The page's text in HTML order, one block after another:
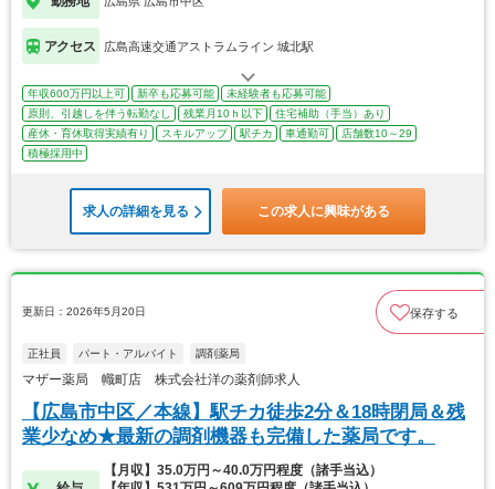
アクセス 広島高速交通アストラムライン 城北駅
年収600万円以上可 新卒も応募可能
未経験者も応募可能
原則、引越しを伴う転勤なし
残業月10ｈ以下
住宅補助（手当）あり
産休・育休取得実績有り
スキルアップ 駅チカ 車通勤可
店舗数10～29
積極採用中
求人の詳細を見る この求人に興味がある
更新日：2026年5月20日 保存する
正社員 パート・アルバイト 調剤薬局
マザー薬局 幟町店 株式会社洋の薬剤師求人
【広島市中区／本線】駅チカ徒歩2分＆18時閉局＆残
業少なめ★最新の調剤機器も完備した薬局です。
【月収】35.0万円～40.0万円程度（諸手当込）